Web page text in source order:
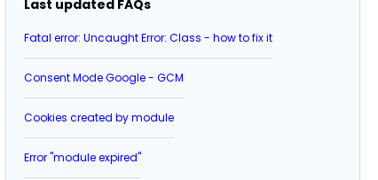
Last updated FAQs
Fatal error: Uncaught Error: Class - how to fix it
Consent Mode Google - GCM
Cookies created by module
Error "module expired"